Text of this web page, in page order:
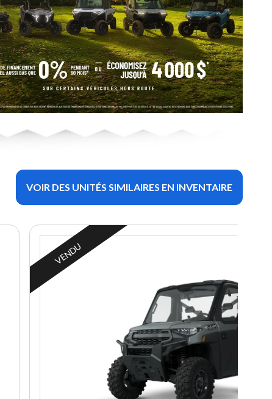
VOIR DES UNITÉS SIMILAIRES EN INVENTAIRE
VENDU